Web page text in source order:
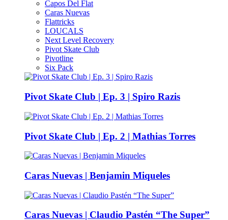
Capos Del Flat
Caras Nuevas
Flattricks
LOUCALS
Next Level Recovery
Pivot Skate Club
Pivotline
Six Pack
Pivot Skate Club | Ep. 3 | Spiro Razis
Pivot Skate Club | Ep. 2 | Mathias Torres
Caras Nuevas | Benjamin Miqueles
Caras Nuevas | Claudio Pastén “The Super”